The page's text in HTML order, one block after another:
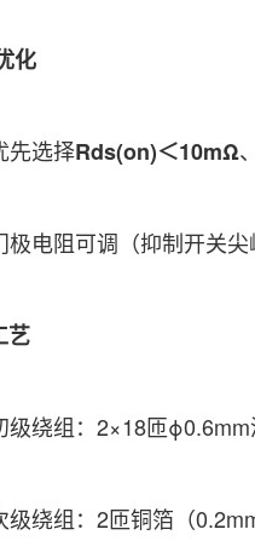
化
先选择Rds(on)＜10mΩ
极电阻可调（抑制开关
艺
级绕组：2×18匝
级绕组：2匝铜箔（